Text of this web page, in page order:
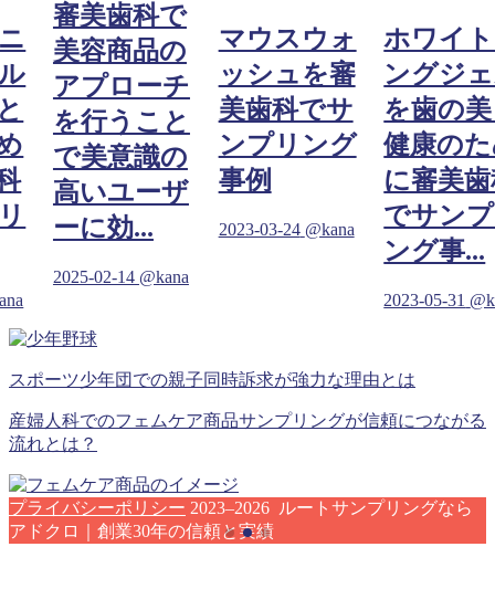
審美歯科で
美容商品の
アプローチ
を行うこと
で美意識の
高いユーザ
ーに効...
2025-02-14 @kana
マウスウォ
ッシュを審
美歯科でサ
ンプリング
事例
2023-03-24 @kana
ホワイ
ングジ
を歯の
健康の
に審美
でサン
ング事...
2023-05-31
スポーツ少年団での親子同時訴求が強力な理由とは
産婦人科でのフェムケア商品サンプリングが信頼につながる
流れとは？
プライバシーポリシー 2023–2026 ルートサンプリングなら
アドクロ｜創業30年の信頼と実績